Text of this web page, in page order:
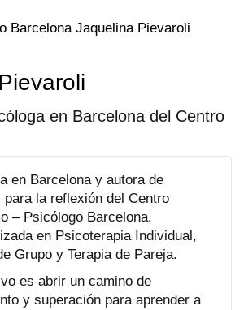
en Barcelona del Centro
en Barcelona y autora de
la reflexión del Centro
– Psicólogo Barcelona.
en Psicoterapia Individual,
Grupo y Terapia de Pareja.
es abrir un camino de
y superación para aprender a